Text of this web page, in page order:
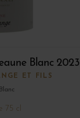
Blanc 2023
ET FILS
75 cl